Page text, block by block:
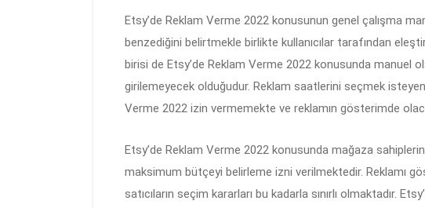
Etsy’de Reklam Verme 2022 konusunun genel çalışma
benzediğini belirtmekle birlikte kullanıcılar tarafından
birisi de Etsy’de Reklam Verme 2022 konusunda manuel
girilemeyecek olduğudur. Reklam saatlerini seçmek isteyen
Verme 2022 izin vermemekte ve reklamın gösterimde
Etsy’de Reklam Verme 2022 konusunda mağaza
maksimum bütçeyi belirleme izni verilmektedir. Reklamı
satıcıların seçim kararları bu kadarla sınırlı olmaktadır.